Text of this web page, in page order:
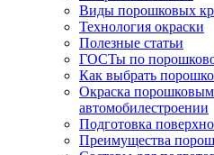
Виды порошковых
Технология окраски
Полезные статьи
ГОСТы по
Как выбрать
Окраска
автомобилестроении
Подготовка
Преимущества